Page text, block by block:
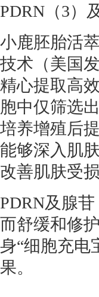
PDRN（3）
小鹿胚胎活
技术（美国
精心提取高
胞中仅筛选
培养增殖后
能够深入肌
改善肌肤受
PDRN及腺
而舒缓和修
身“细胞充电
果。